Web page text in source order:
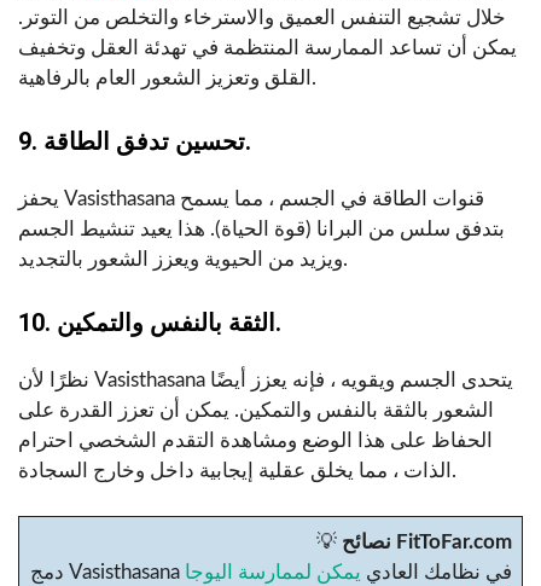
خلال تشجيع التنفس العميق والاسترخاء والتخلص من التوتر.
يمكن أن تساعد الممارسة المنتظمة في تهدئة العقل وتخفيف
القلق وتعزيز الشعور العام بالرفاهية.
9. تحسين تدفق الطاقة.
يحفز Vasisthasana قنوات الطاقة في الجسم ، مما يسمح
بتدفق سلس من البرانا (قوة الحياة). هذا يعيد تنشيط الجسم
ويزيد من الحيوية ويعزز الشعور بالتجديد.
10. الثقة بالنفس والتمكين.
نظرًا لأن Vasisthasana يتحدى الجسم ويقويه ، فإنه يعزز أيضًا
الشعور بالثقة بالنفس والتمكين. يمكن أن تعزز القدرة على
الحفاظ على هذا الوضع ومشاهدة التقدم الشخصي احترام
الذات ، مما يخلق عقلية إيجابية داخل وخارج السجادة.
💡
نصائح FitToFar.com
دمج Vasisthasana في نظامك العادي يمكن لممارسة اليوجا